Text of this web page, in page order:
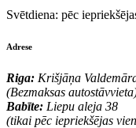
Svētdiena: pēc
Adrese
Riga: Krišjāņa
(Bezmaksas
Babīte: Liepu aleja 38
(tikai pēc iepriekšējas